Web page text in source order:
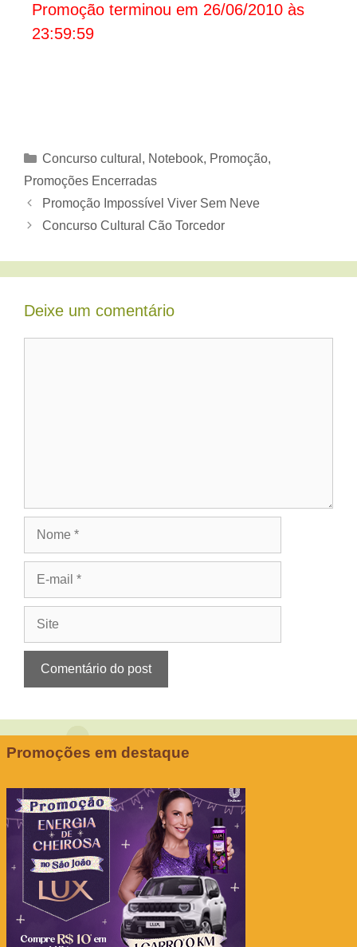
Promoção terminou em 26/06/2010 às
23:59:59
Categorias
Concurso cultural , Notebook, Promoção,
Promoções Encerradas
Promoção Impossível Viver Sem Neve
Concurso Cultural Cão Torcedor
Deixe um comentário
Promoções em destaque